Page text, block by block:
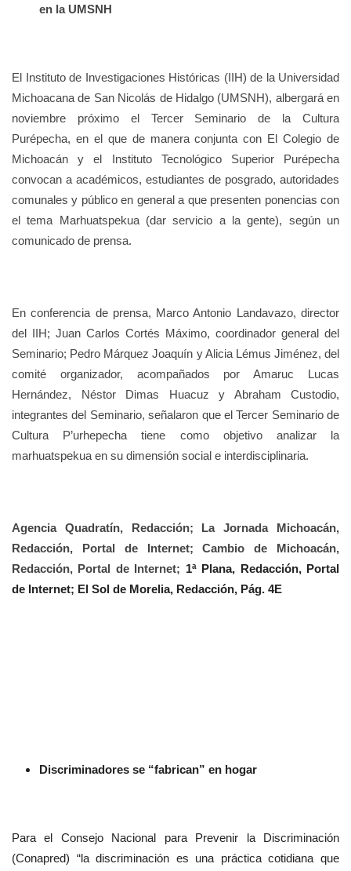
en la UMSNH
El Instituto de Investigaciones Históricas (IIH) de la Universidad
Michoacana de San Nicolás de Hidalgo (UMSNH), albergará en
noviembre próximo el Tercer Seminario de la Cultura
Purépecha, en el que de manera conjunta con El Colegio de
Michoacán y el Instituto Tecnológico Superior Purépecha
convocan a académicos, estudiantes de posgrado, autoridades
comunales y público en general a que presenten ponencias con
el tema Marhuatspekua (dar servicio a la gente), según un
comunicado de prensa.
En conferencia de prensa, Marco Antonio Landavazo, director
del IIH; Juan Carlos Cortés Máximo, coordinador general del
Seminario; Pedro Márquez Joaquín y Alicia Lémus Jiménez, del
comité organizador, acompañados por Amaruc Lucas
Hernández, Néstor Dimas Huacuz y Abraham Custodio,
integrantes del Seminario, señalaron que el Tercer Seminario de
Cultura P’urhepecha tiene como objetivo analizar la
marhuatspekua en su dimensión social e interdisciplinaria.
Agencia Quadratín, Redacción; La Jornada Michoacán,
Redacción, Portal de Internet; Cambio de Michoacán,
Redacción, Portal de Internet; 1ª Plana, Redacción, Portal
de Internet; El Sol de Morelia, Redacción, Pág. 4E
Discriminadores se “fabrican” en hogar
Para el Consejo Nacional para Prevenir la Discriminación
(Conapred) “la discriminación es una práctica cotidiana que